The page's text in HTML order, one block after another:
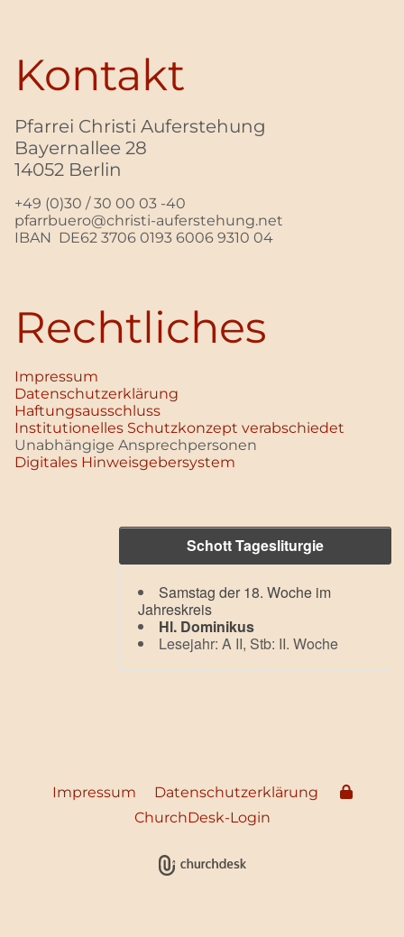
Kontakt
Pfarrei Christi Auferstehung
Bayernallee 28
14052 Berlin
+49 (0)30 / 30 00 03 -40
pfarrbuero@christi-auferstehung.net
IBAN DE62 3706 0193 6006 9310 04
Rechtliches
Impressum
Datenschutz­erklärung
Haftungsausschluss
Institutionelles Schutzkonzept verabschiedet
Unabhängige Ansprechpersonen
Digitales Hinweisgebersystem
Schott Tagesliturgie
Samstag der 18. Woche im
Jahreskreis
Hl. Dominikus
Lesejahr: A II, Stb: II. Woche
Impressum
Datenschutzerklärung
ChurchDesk-Login